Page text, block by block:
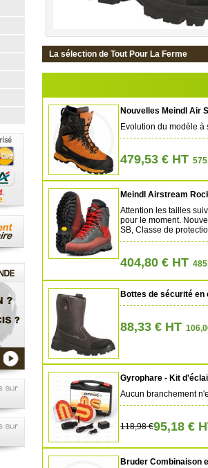
La sélection de Tout Pour La Ferme
Nouvelles Meindl Air
Evolution du modèle à
479,53 € HT
Meindl Airstream
Attention les tailles
pour le moment.
SB, Classe de
404,80 € HT
Bottes de sécurité en
88,33 € HT
Gyrophare - Kit
Aucun branchement
118,98 €95,18 €
Bruder Combinaison